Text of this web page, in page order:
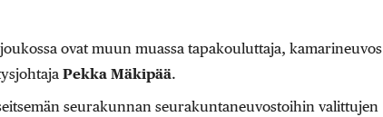
ovat muun muassa tapakouluttaja, kamarineuvos
Pekka Mäkipää.
seurakunnan seurakuntaneuvostoihin valittujen